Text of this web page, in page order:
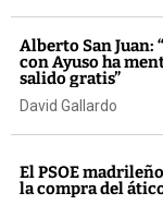
Alberto San Juan:
con Ayuso ha
salido gratis”
David Gallardo
El PSOE
la compra del